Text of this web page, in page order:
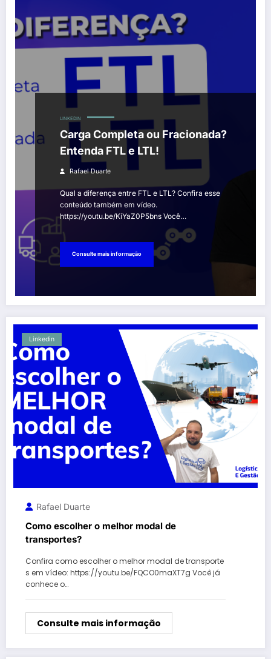
LINKEDIN
Carga Completa ou Fracionada?
Entenda FTL e LTL!
Rafael Duarte
Qual a diferença entre FTL e LTL? Confira esse
conteúdo também em vídeo.
https://youtu.be/KiYaZ0P5bns Você…
Consulte mais informação
Linkedin
Rafael Duarte
Como escolher o melhor modal de
transportes?
Confira como escolher o melhor modal de transporte
s em vídeo: https://youtu.be/FQCO0maXT7g Você já
conhece o…
Consulte mais informação